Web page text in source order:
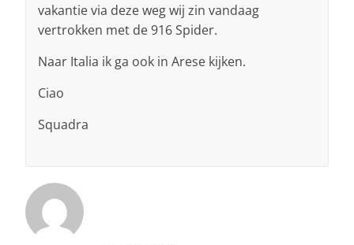
vakantie via deze weg wij zin vandaag
vertrokken met de 916 Spider.
Naar Italia ik ga ook in Arese kijken.
Ciao
Squadra